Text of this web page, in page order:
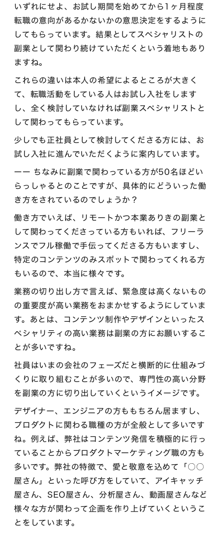
いずれにせよ、お試し期間を始めてから1ヶ月程度
転職の意向があるかないかの意思決定をするように
してもらっています。結果としてスペシャリストの
副業として関わり続けていただくという着地もあり
ますね。
これらの違いは本人の希望によるところが大きく
て、転職活動をしている人はお試し入社をします
し、全く検討していなければ副業スペシャリストと
して関わってもらっています。
少しでも正社員として検討してくださる方には、お
試し入社に進んでいただくように案内しています。
ーー ちなみに副業で関わっている方が50名ほどい
らっしゃるとのことですが、具体的にどういった働
き方をされているのでしょうか？
働き方でいえば、リモートかつ本業ありきの副業と
して関わってくださっている方もいれば、フリーラ
ンスでフル稼働で手伝ってくださる方もいますし、
特定のコンテンツのみスポットで関わってくれる方
もいるので、本当に様々です。
業務の切り出し方で言えば、緊急度は高くないもの
の重要度が高い業務をおまかせするようにしていま
す。あとは、コンテンツ制作やデザインといったス
ペシャリティの高い業務は副業の方にお願いするこ
とが多いですね。
社員はいまの会社のフェーズだと横断的に仕組みづ
くりに取り組むことが多いので、専門性の高い分野
を副業の方に切り出していくというイメージです。
デザイナー、エンジニアの方ももちろん居ますし、
プロダクトに関わる職種の方が全般として多いです
ね。例えば、弊社はコンテンツ発信を積極的に行っ
ていることからプロダクトマーケティング職の方も
多いです。弊社の特徴で、愛と敬意を込めて「○○
屋さん」といった呼び方をしていて、アイキャッチ
屋さん、SEO屋さん、分析屋さん、動画屋さんなど
様々な方が関わって企画を作り上げていくというこ
とをしています。